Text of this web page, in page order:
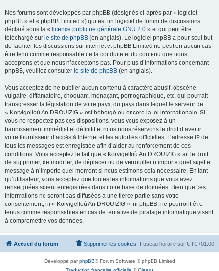
Nos forums sont développés par phpBB (désignés ci-après par « logiciel
phpBB » et « phpBB Limited ») qui est un logiciel de forum de discussions
déclaré sous la « licence publique générale GNU 2.0 » et qui peut être
téléchargé sur le site de phpBB (en anglais). Le logiciel phpBB a pour seul but
de faciliter les discussions sur internet et phpBB Limited ne peut en aucun cas
être tenu comme responsable de la conduite et du contenu que nous
acceptons et que nous n’acceptons pas. Pour plus d’informations concernant
phpBB, veuillez consulter le site de phpBB (en anglais).
Vous acceptez de ne publier aucun contenu à caractère abusif, obscène,
vulgaire, diffamatoire, choquant, menaçant, pornographique, etc. qui pourrait
transgresser la législation de votre pays, du pays dans lequel le serveur de
« Korvigelloù An DROUIZIG » est hébergé ou encore la loi internationale. Si
vous ne respectez pas ces dispositions, vous vous exposez à un
bannissement immédiat et définitif et nous nous réservons le droit d’avertir
votre fournisseur d’accès à internet et les autorités officielles. L’adresse IP de
tous les messages est enregistrée afin d’aider au renforcement de ces
conditions. Vous acceptez le fait que « Korvigelloù An DROUIZIG » ait le droit
de supprimer, de modifier, de déplacer ou de verrouiller n’importe quel sujet et
message à n’importe quel moment si nous estimons cela nécessaire. En tant
qu’utilisateur, vous acceptez que toutes les informations que vous avez
renseignées soient enregistrées dans notre base de données. Bien que ces
informations ne seront pas diffusées à une tierce partie sans votre
consentement, ni « Korvigelloù An DROUIZIG », ni phpBB, ne pourront être
tenus comme responsables en cas de tentative de piratage informatique visant
à compromettre vos données.
Accueil du forum Fuseau horaire sur UTC+01:00
Supprimer les cookies
Développé parphpBB® Forum Software © phpBB Limited
Traduction française officielle ©Qiaeru